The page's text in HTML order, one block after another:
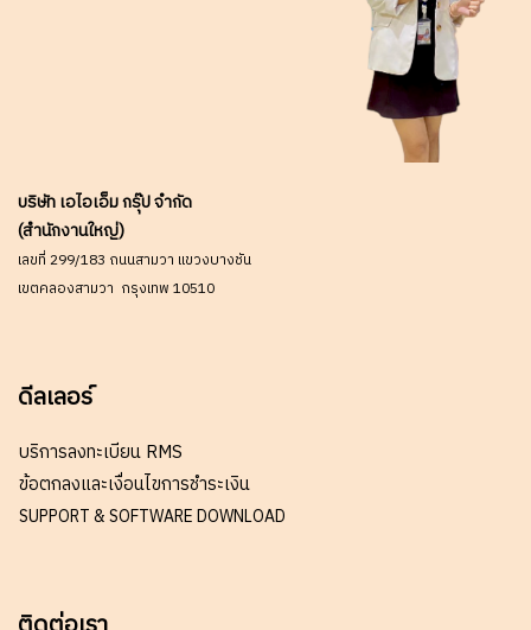
บริษัท เอไอเอ็ม กรุ๊ป จำกัด
(สำนักงานใหญ่)
เลขที่ 299/183 ถนนสามวา แขวงบางชัน
เขตคลองสามวา กรุงเทพ 10510
ดีลเลอร์
บริการลงทะเบียน RMS
ข้อตกลงและเงื่อนไขการชำระเงิน
SUPPORT & SOFTWARE DOWNLOAD